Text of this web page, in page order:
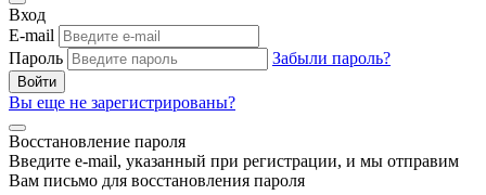
Вход
E-mail
Пароль
Забыли пароль?
Войти
Вы еще не зарегистрированы?
Восстановление пароля
Введите e-mail, указанный при регистрации, и мы отправим
Вам письмо для восстановления пароля